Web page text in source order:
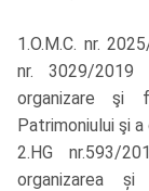
1.O.M.C. nr.
nr. 3029/2019
organizare şi
Patrimoniului şi
2.HG nr.593/
organizarea